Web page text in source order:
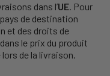
dans l’UE. Pour
de destination
et des droits de
le prix du produit
de la livraison.